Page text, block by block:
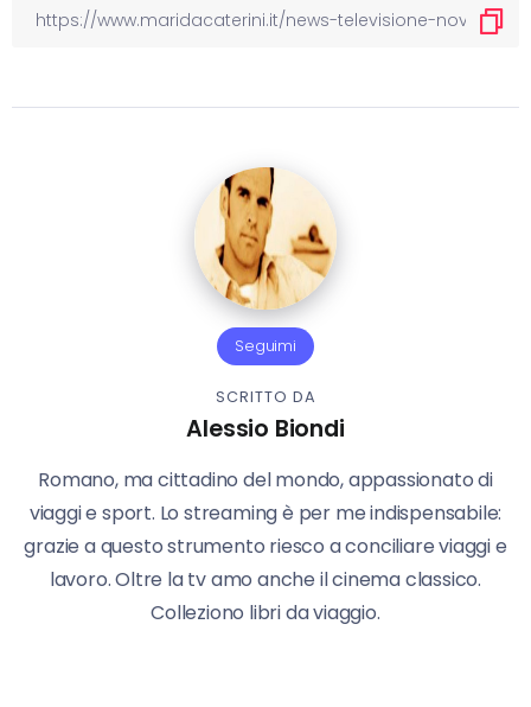
Seguimi
SCRITTO DA
Alessio Biondi
Romano, ma cittadino del mondo, appassionato di
viaggi e sport. Lo streaming è per me indispensabile:
grazie a questo strumento riesco a conciliare viaggi e
lavoro. Oltre la tv amo anche il cinema classico.
Colleziono libri da viaggio.